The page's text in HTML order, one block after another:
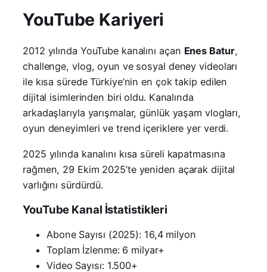
YouTube Kariyeri
2012 yılında YouTube kanalını açan Enes Batur,
challenge, vlog, oyun ve sosyal deney videoları
ile kısa sürede Türkiye’nin en çok takip edilen
dijital isimlerinden biri oldu. Kanalında
arkadaşlarıyla yarışmalar, günlük yaşam vlogları,
oyun deneyimleri ve trend içeriklere yer verdi.
2025 yılında kanalını kısa süreli kapatmasına
rağmen, 29 Ekim 2025’te yeniden açarak dijital
varlığını sürdürdü.
YouTube Kanal İstatistikleri
Abone Sayısı (2025): 16,4 milyon
Toplam İzlenme: 6 milyar+
Video Sayısı: 1.500+